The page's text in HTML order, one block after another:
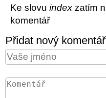
Ke slovuindex zatím
komentář
Přidat nový komentář